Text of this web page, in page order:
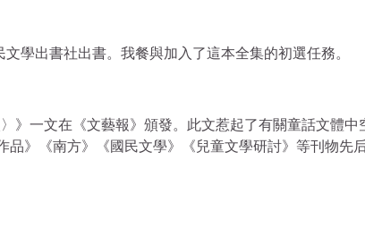
學出書社出書。我餐與加入了這本全集的初選任務。
一文在《文藝報》頒發。此文惹起了有關童話文體中
》《南方》《國民文學》《兒童文學研討》等刊物先